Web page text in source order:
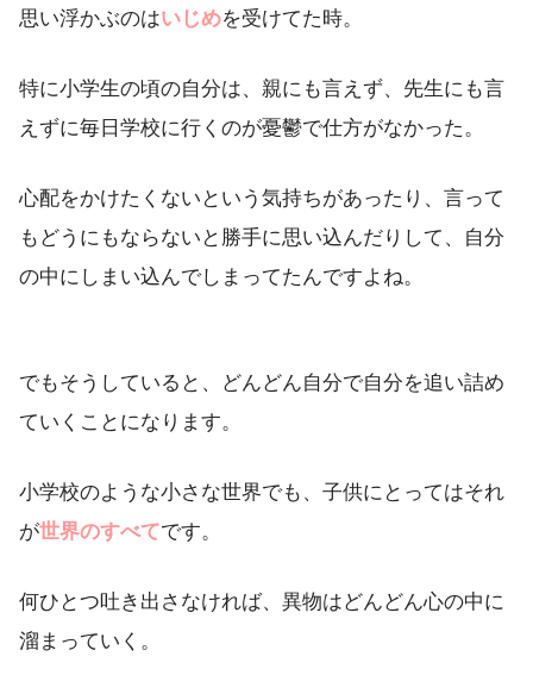
思い浮かぶのはいじめを受けてた時。
特に小学生の頃の自分は、親にも言えず、先生にも言
えずに毎日学校に行くのが憂鬱で仕方がなかった。
心配をかけたくないという気持ちがあったり、言って
もどうにもならないと勝手に思い込んだりして、自分
の中にしまい込んでしまってたんですよね。
でもそうしていると、どんどん自分で自分を追い詰め
ていくことになります。
小学校のような小さな世界でも、子供にとってはそれ
が世界のすべてです。
何ひとつ吐き出さなければ、異物はどんどん心の中に
溜まっていく。